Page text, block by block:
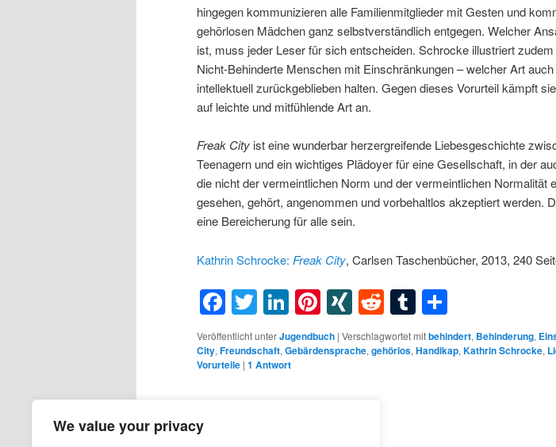
We value your privacy
hingegen kommunizieren alle Familienmitglieder mit Gesten und
gehörlosen Mädchen ganz selbstverständlich entgegen. Welcher
ist, muss jeder Leser für sich entscheiden. Schrocke illustriert
Nicht-Behinderte Menschen mit Einschränkungen – welcher Art
intellektuell zurückgeblieben halten. Gegen dieses Vorurteil kämpft
auf leichte und mitfühlende Art an.
Freak City ist eine wunderbar herzergreifende Liebesgeschichte
Teenagern und ein wichtiges Plädoyer für eine Gesellschaft, in der
die nicht der vermeintlichen Norm und der vermeintlichen Normalität
gesehen, gehört, angenommen und vorbehaltlos akzeptiert werden.
eine Bereicherung für alle sein.
Kathrin Schrocke: Freak City, Carlsen Taschenbücher, 2013, 240
Facebook
Twitter
LinkedIn
Pinterest
XINGRedditTumblr
Veröffentlicht unterJugendbuch | Verschlagwortet mitbehindert, Behinderung,
City, Freundschaft, Gebärdensprache, gehörlos, Handikap, Kathrin Schrocke,
Vorurteile | 1 Antwort